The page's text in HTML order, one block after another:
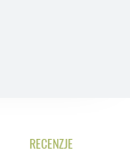
RECENZJE